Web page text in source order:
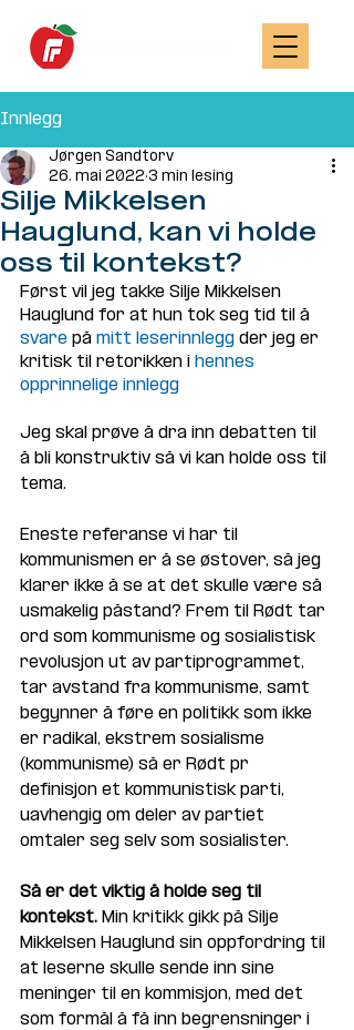
Innlegg
Silje Mikkelsen
Hauglund, kan vi holde
oss til kontekst?
Jørgen Sandtorv
26. mai 2022 3 min lesing
Først vil jeg takke Silje Mikkelsen
Hauglund for at hun tok seg tid til å
svare på mitt leserinnlegg der jeg er
kritisk til retorikken i hennes
opprinnelige innlegg
Jeg skal prøve å dra inn debatten til
å bli konstruktiv så vi kan holde oss til
tema.
Eneste referanse vi har til
kommunismen er å se østover, så jeg
klarer ikke å se at det skulle være så
usmakelig påstand? Frem til Rødt tar
ord som kommunisme og sosialistisk
revolusjon ut av partiprogrammet,
tar avstand fra kommunisme, samt
begynner å føre en politikk som ikke
er radikal, ekstrem sosialisme
(kommunisme) så er Rødt pr
definisjon et kommunistisk parti,
uavhengig om deler av partiet
omtaler seg selv som sosialister.
Så er det viktig å holde seg til
kontekst. Min kritikk gikk på Silje
Mikkelsen Hauglund sin oppfordring til
at leserne skulle sende inn sine
meninger til en kommisjon, med det
som formål å få inn begrensninger i